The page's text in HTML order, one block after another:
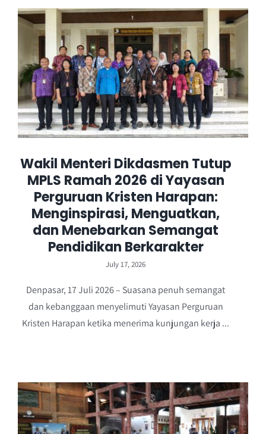
Wakil Menteri Dikdasmen Tutup
MPLS Ramah 2026 di Yayasan
Perguruan Kristen Harapan:
Menginspirasi, Menguatkan,
dan Menebarkan Semangat
Pendidikan Berkarakter
July 17, 2026
Denpasar, 17 Juli 2026 – Suasana penuh semangat
dan kebanggaan menyelimuti Yayasan Perguruan
Kristen Harapan ketika menerima kunjungan kerja ...